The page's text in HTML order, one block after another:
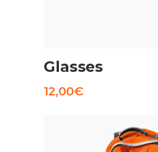
Glasses
12,00€